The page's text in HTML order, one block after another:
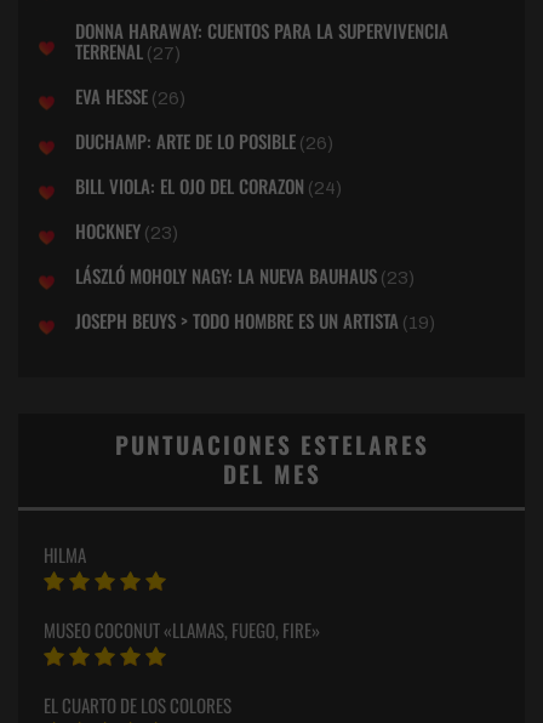
DONNA HARAWAY: CUENTOS PARA LA SUPERVIVENCIA
TERRENAL (27)
EVA HESSE (26)
DUCHAMP: ARTE DE LO POSIBLE (26)
BILL VIOLA: EL OJO DEL CORAZON (24)
HOCKNEY (23)
LÁSZLÓ MOHOLY NAGY: LA NUEVA BAUHAUS (23)
JOSEPH BEUYS > TODO HOMBRE ES UN ARTISTA (19)
PUNTUACIONES ESTELARES
DEL MES
HILMA
MUSEO COCONUT «LLAMAS, FUEGO, FIRE»
EL CUARTO DE LOS COLORES